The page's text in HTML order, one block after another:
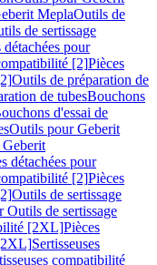
MeplaOutils de
de sertissage
détachées pour
[2]Pièces
Outils de préparation de
de tubesBouchons
d'essai de
Outils pour Geberit
Geberit
détachées pour
[2]Pièces
Outils de sertissage
Outils de sertissage
[2XL]Pièces
Sertisseuses
compatibilité